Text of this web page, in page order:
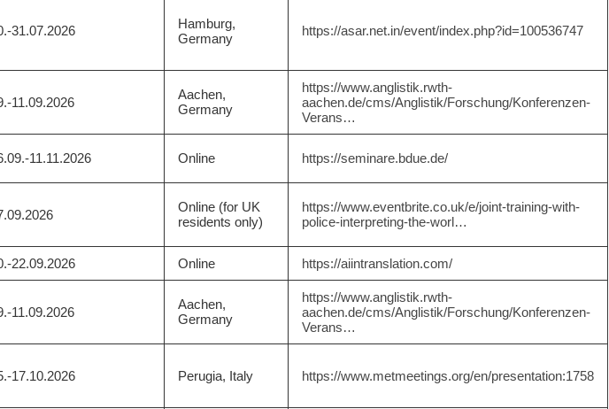
31.07.2026
Hamburg,
Germany
https://asar.net.in/event/index.php?id=100536747
11.09.2026
Aachen,
Germany
https://www.anglistik.rwth-
aachen.de/cms/Anglistik/Forschung/Konferenzen-
Verans…
11.11.2026 Online https://seminare.bdue.de/
Online (for UK
residents only)
https://www.eventbrite.co.uk/e/joint-training-with-
police-interpreting-the-worl…
22.09.2026 Online https://aiintranslation.com/
11.09.2026
Aachen,
Germany
https://www.anglistik.rwth-
aachen.de/cms/Anglistik/Forschung/Konferenzen-
Verans…
17.10.2026 Perugia, Italy https://www.metmeetings.org/en/presentation:1758